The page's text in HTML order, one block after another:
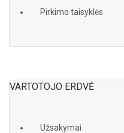
Pirkimo taisyklės
VARTOTOJO ERDVĖ
Užsakymai